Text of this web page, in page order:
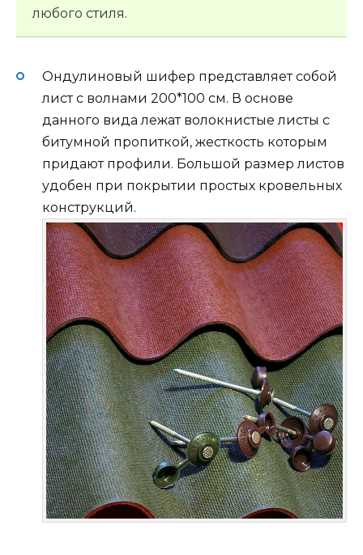
любого стиля.
Ондулиновый шифер представляет собой
лист с волнами 200*100 см. В основе
данного вида лежат волокнистые листы с
битумной пропиткой, жесткость которым
придают профили. Большой размер листов
удобен при покрытии простых кровельных
конструкций.